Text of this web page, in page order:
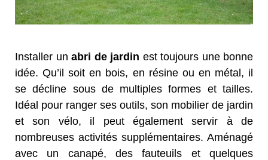
Installer un abri de jardin est toujours une bonne
idée. Qu’il soit en bois, en résine ou en métal, il
se décline sous de multiples formes et tailles.
Idéal pour ranger ses outils, son mobilier de jardin
et son vélo, il peut également servir à de
nombreuses activités supplémentaires. Aménagé
avec un canapé, des fauteuils et quelques